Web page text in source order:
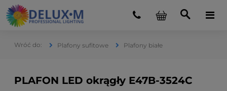
Plafony sufitowe Plafony białe
PLAFON LED okrągły E47B-3524C